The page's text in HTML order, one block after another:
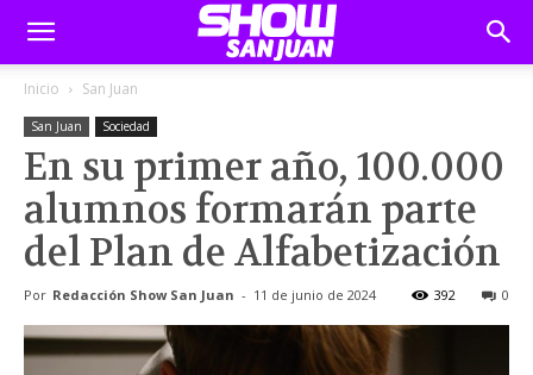
Inicio San Juan
San Juan Sociedad
En su primer año, 100.000
alumnos formarán parte
del Plan de Alfabetización
Por Redacción Show San Juan - 11 de junio de 2024 0
392